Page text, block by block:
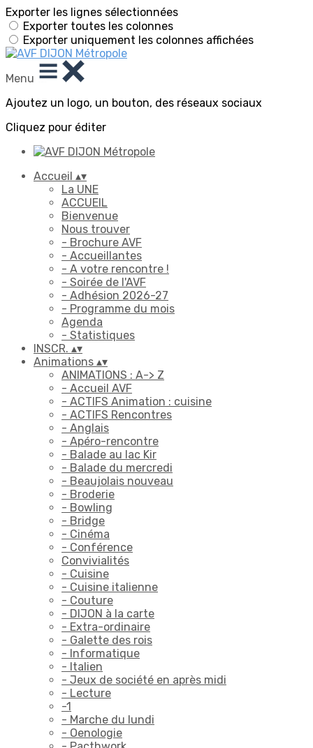
Exporter les lignes sélectionnées
Exporter toutes les colonnes
Exporter uniquement les colonnes affichées
Menu
Ajoutez un logo, un bouton, des réseaux sociaux
Cliquez pour éditer
Accueil ▴▾
La UNE
ACCUEIL
Bienvenue
Nous trouver
- Brochure AVF
- Accueillantes
- A votre rencontre !
- Soirée de l'AVF
- Adhésion 2026-27
- Programme du mois
Agenda
- Statistiques
INSCR. ▴▾
Animations ▴▾
ANIMATIONS : A-> Z
- Accueil AVF
- ACTIFS Animation : cuisine
- ACTIFS Rencontres
- Anglais
- Apéro-rencontre
- Balade au lac Kir
- Balade du mercredi
- Beaujolais nouveau
- Broderie
- Bowling
- Bridge
- Cinéma
- Conférence
Convivialités
- Cuisine
- Cuisine italienne
- Couture
- DIJON à la carte
- Extra-ordinaire
- Galette des rois
- Informatique
- Italien
- Jeux de société en après midi
- Lecture
-1
- Marche du lundi
- Oenologie